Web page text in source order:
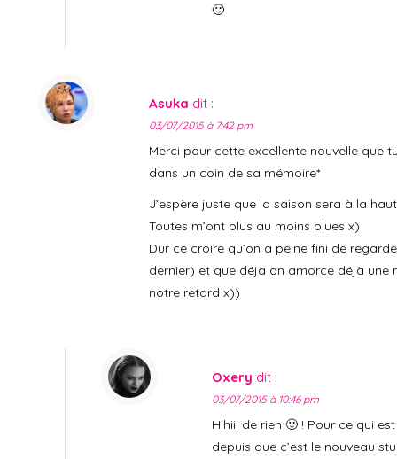
🙂
Asuka dit :
03/07/2015 à 7:42 pm
Merci pour cette excellente nouvelle que
dans un coin de sa mémoire*
J’espère juste que la saison sera à la
Toutes m’ont plus au moins plues x)
Dur ce croire qu’on a peine fini de
dernier) et que déjà on amorce déjà une
notre retard x))
Oxery dit :
03/07/2015 à 10:46 pm
Hihiii de rien 🙂 ! Pour ce qui
depuis que c’est le nouveau